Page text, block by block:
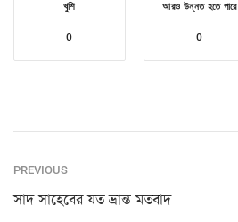
খুশি
0
আরও উন্নত হতে পারে
0
PREVIOUS
সাদ সাহেবের যত ভ্রান্ত মতবাদ